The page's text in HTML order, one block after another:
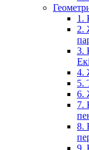
1.
2.
3.
4.
5.
6.
7.
8.
9.